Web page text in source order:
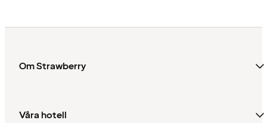
Om Strawberry
Våra hotell